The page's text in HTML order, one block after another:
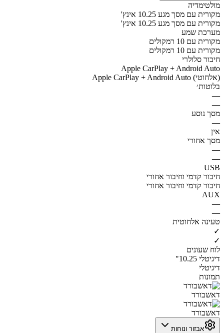
מולטימדיה
מקורית עם מסך מגע 10.25 אינץ'
מקורית עם מסך מגע 10.25 אינץ'
מערכת שמע
מקורית עם 10 רמקולים
מקורית עם 10 רמקולים
חיבור סלולרי
Apple CarPlay + Android Auto
Apple CarPlay + Android Auto (אלחוטי)
בלוטות׳
—
—
מסך נוסע
—
אין
מסך אחורי
—
—
USB
חיבור קדמי וחיבור אחורי
חיבור קדמי וחיבור אחורי
AUX
—
—
טעינה אלחוטית
✓
✓
לוח שעונים
דיגיטלי 10.25"
דיגיטלי
תמונות
דאשבורד
דאשבורד
אבזור ונוחות